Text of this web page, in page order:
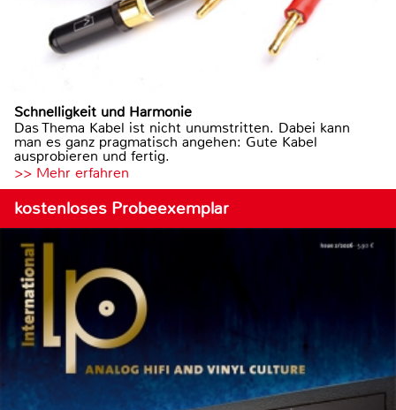
Schnelligkeit und Harmonie
Das Thema Kabel ist nicht unumstritten. Dabei kann
man es ganz pragmatisch angehen: Gute Kabel
ausprobieren und fertig.
>> Mehr erfahren
kostenloses Probeexemplar